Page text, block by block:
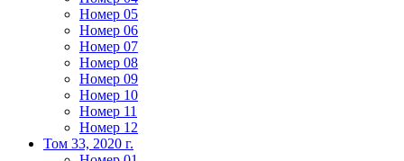
Номер 05
Номер 06
Номер 07
Номер 08
Номер 09
Номер 10
Номер 11
Номер 12
Том 33, 2020 г.